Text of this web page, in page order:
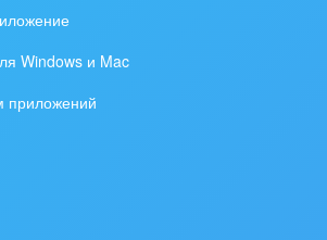
Windows и Mac
приложений